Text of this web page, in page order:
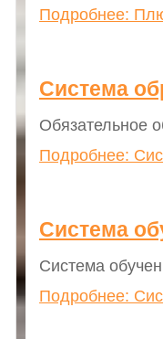
Подробнее:
Система
Обязательное
Подробнее:
Система
Система
Подробнее: